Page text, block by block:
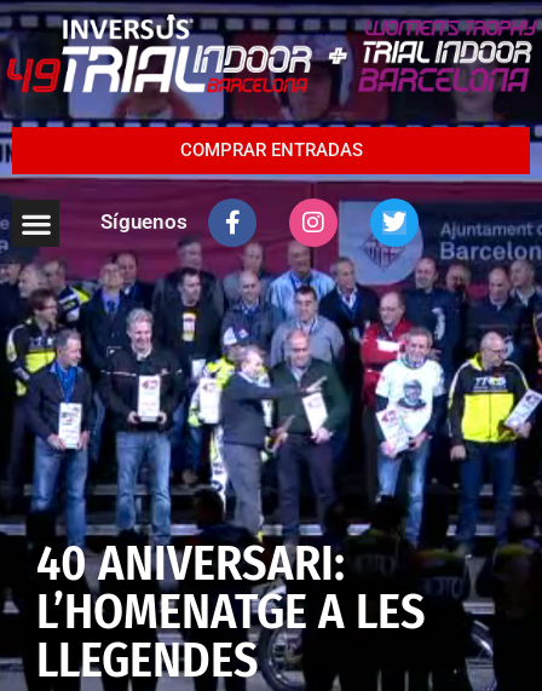
COMPRAR ENTRADAS
Síguenos
40 ANIVERSARI:
L’HOMENATGE A LES
LLEGENDES